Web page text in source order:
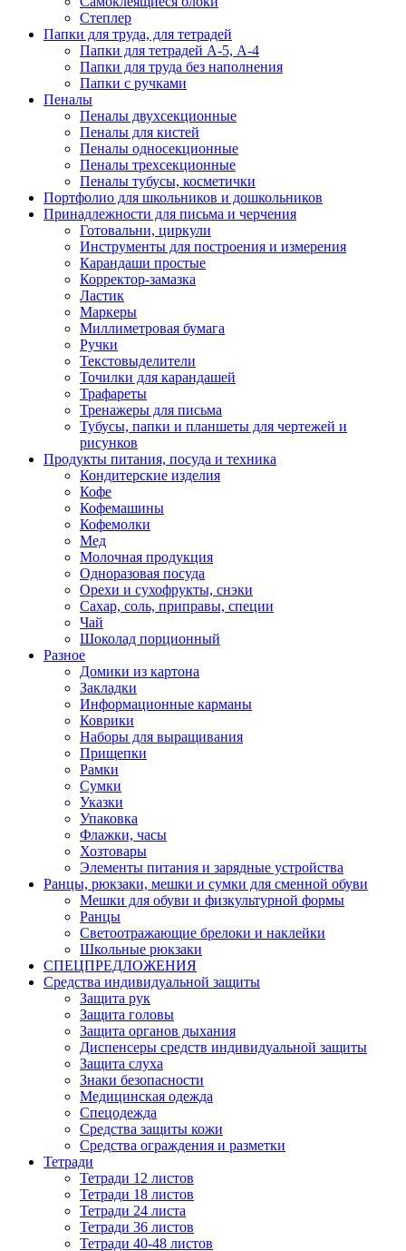
Степлер
Папки для труда, для тетрадей
Папки для тетрадей А-5, А-4
Папки для труда без наполнения
Папки с ручками
Пеналы
Пеналы двухсекционные
Пеналы для кистей
Пеналы односекционные
Пеналы трехсекционные
Пеналы тубусы, косметички
Портфолио для школьников и дошкольников
Принадлежности для письма и черчения
Готовальни, циркули
Инструменты для построения и измерения
Карандаши простые
Корректор-замазка
Ластик
Маркеры
Миллиметровая бумага
Ручки
Текстовыделители
Точилки для карандашей
Трафареты
Тренажеры для письма
Тубусы, папки и планшеты для чертежей и
рисунков
Продукты питания, посуда и техника
Кондитерские изделия
Кофе
Кофемашины
Кофемолки
Мед
Молочная продукция
Одноразовая посуда
Орехи и сухофрукты, снэки
Сахар, соль, приправы, специи
Чай
Шоколад порционный
Разное
Домики из картона
Закладки
Информационные карманы
Коврики
Наборы для выращивания
Прищепки
Рамки
Сумки
Указки
Упаковка
Флажки, часы
Хозтовары
Элементы питания и зарядные устройства
Ранцы, рюкзаки, мешки и сумки для сменной обуви
Мешки для обуви и физкультурной формы
Ранцы
Светоотражающие брелоки и наклейки
Школьные рюкзаки
СПЕЦПРЕДЛОЖЕНИЯ
Средства индивидуальной защиты
Защита рук
Защита головы
Защита органов дыхания
Диспенсеры средств индивидуальной защиты
Защита слуха
Знаки безопасности
Медицинская одежда
Спецодежда
Средства защиты кожи
Средства ограждения и разметки
Тетради
Тетради 12 листов
Тетради 18 листов
Тетради 24 листа
Тетради 36 листов
Тетради 40-48 листов